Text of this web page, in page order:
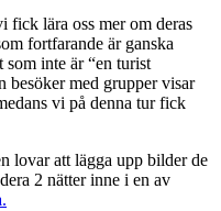
fick lära oss mer om deras
fortfarande är ganska
som inte är “en turist
besöker med grupper visar
vi på denna tur fick
lovar att lägga upp bilder de
2 nätter inne i en av
.